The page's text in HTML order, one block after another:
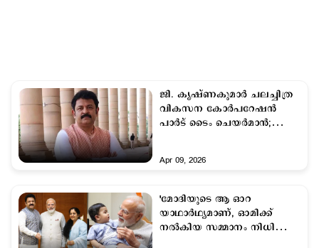
ജി. കൃഷ്ണകുമാര്‍ ചലച്ചിത്ര
വികസന കോർപറേഷന്‍
പാർട് ടൈം ചെയർമാന്‍;
Apr 09, 2026
'മോദിയുടെ ആ ഓറ
യാഥാർഥ്യമാണ്, ഓമിക്ക്
നൽകിയ സമ്മാനം നിധി